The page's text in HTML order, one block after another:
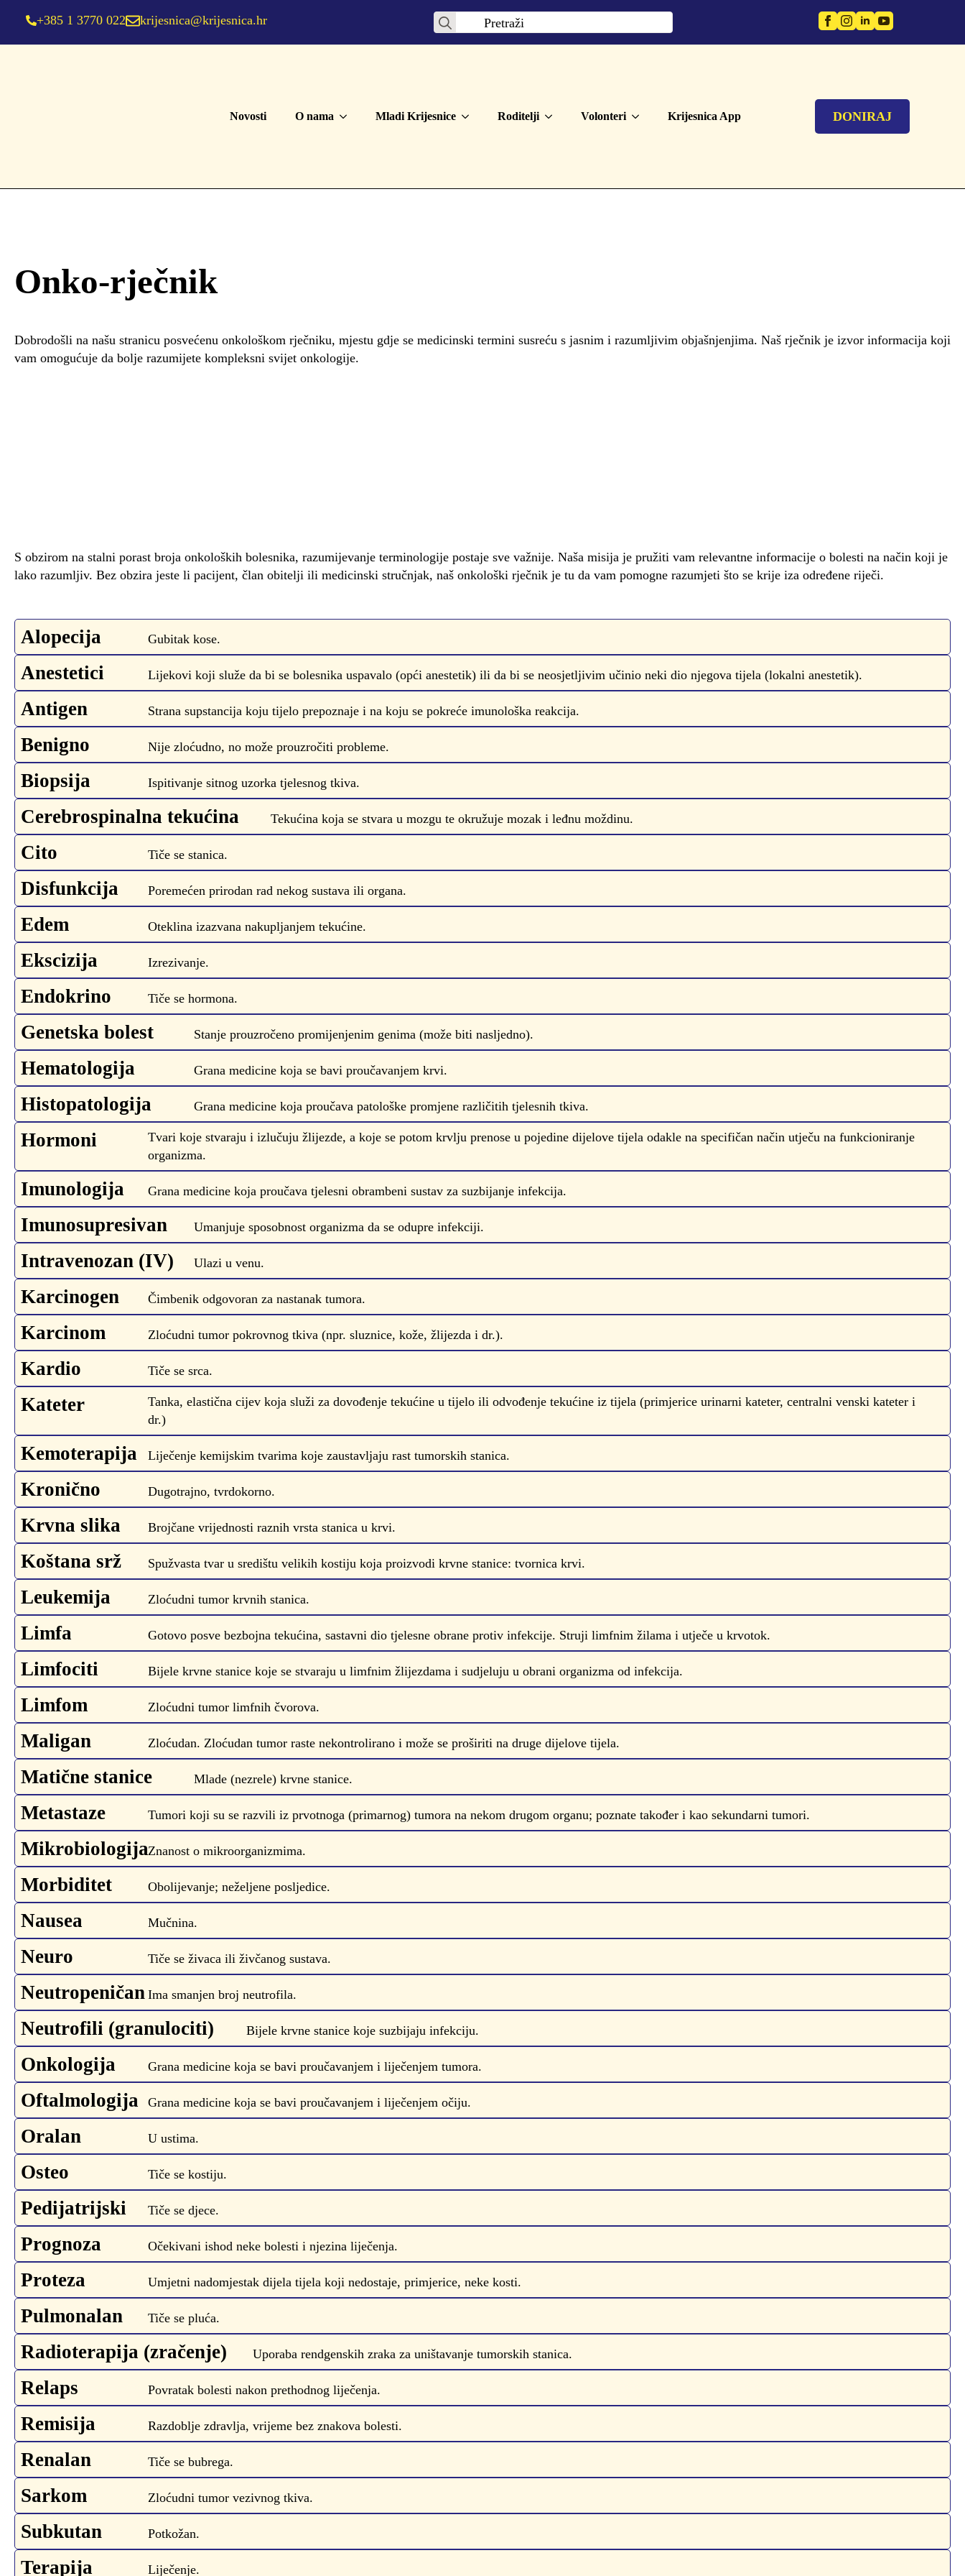
+385 1 3770 022 krijesnica@krijesnica.hr
Search
Novosti O nama Mladi Krijesnice Roditelji Volonteri Krijesnica App DONIRAJ
Onko-rječnik
Dobrodošli na našu stranicu posvećenu onkološkom rječniku, mjestu gdje se medicinski termini susreću s jasnim i razumljivim objašnjenjima. Naš rječnik je izvor informacija koji
vam omogućuje da bolje razumijete kompleksni svijet onkologije.
S obzirom na stalni porast broja onkoloških bolesnika, razumijevanje terminologije postaje sve važnije. Naša misija je pružiti vam relevantne informacije o bolesti na način koji je
lako razumljiv. Bez obzira jeste li pacijent, član obitelji ili medicinski stručnjak, naš onkološki rječnik je tu da vam pomogne razumjeti što se krije iza određene riječi.
Alopecija Gubitak kose.
Anestetici Lijekovi koji služe da bi se bolesnika uspavalo (opći anestetik) ili da bi se neosjetljivim učinio neki dio njegova tijela (lokalni anestetik).
Antigen Strana supstancija koju tijelo prepoznaje i na koju se pokreće imunološka reakcija.
Benigno Nije zloćudno, no može prouzročiti probleme.
Biopsija Ispitivanje sitnog uzorka tjelesnog tkiva.
Cerebrospinalna tekućina Tekućina koja se stvara u mozgu te okružuje mozak i leđnu moždinu.
Cito Tiče se stanica.
Disfunkcija Poremećen prirodan rad nekog sustava ili organa.
Edem Oteklina izazvana nakupljanjem tekućine.
Ekscizija Izrezivanje.
Endokrino Tiče se hormona.
Genetska bolest Stanje prouzročeno promijenjenim genima (može biti nasljedno).
Hematologija Grana medicine koja se bavi proučavanjem krvi.
Histopatologija Grana medicine koja proučava patološke promjene različitih tjelesnih tkiva.
Hormoni
Tvari koje stvaraju i izlučuju žlijezde, a koje se potom krvlju prenose u pojedine dijelove tijela odakle na specifičan način utječu na funkcioniranje
organizma.
Imunologija Grana medicine koja proučava tjelesni obrambeni sustav za suzbijanje infekcija.
Imunosupresivan Umanjuje sposobnost organizma da se odupre infekciji.
Intravenozan (IV) Ulazi u venu.
Karcinogen Čimbenik odgovoran za nastanak tumora.
Karcinom Zloćudni tumor pokrovnog tkiva (npr. sluznice, kože, žlijezda i dr.).
Kardio Tiče se srca.
Kateter
Tanka, elastična cijev koja služi za dovođenje tekućine u tijelo ili odvođenje tekućine iz tijela (primjerice urinarni kateter, centralni venski kateter i
dr.)
Kemoterapija Liječenje kemijskim tvarima koje zaustavljaju rast tumorskih stanica.
Kronično Dugotrajno, tvrdokorno.
Krvna slika Brojčane vrijednosti raznih vrsta stanica u krvi.
Koštana srž Spužvasta tvar u središtu velikih kostiju koja proizvodi krvne stanice: tvornica krvi.
Leukemija Zloćudni tumor krvnih stanica.
Limfa Gotovo posve bezbojna tekućina, sastavni dio tjelesne obrane protiv infekcije. Struji limfnim žilama i utječe u krvotok.
Limfociti Bijele krvne stanice koje se stvaraju u limfnim žlijezdama i sudjeluju u obrani organizma od infekcija.
Limfom Zloćudni tumor limfnih čvorova.
Maligan Zloćudan. Zloćudan tumor raste nekontrolirano i može se proširiti na druge dijelove tijela.
Matične stanice Mlade (nezrele) krvne stanice.
Metastaze Tumori koji su se razvili iz prvotnoga (primarnog) tumora na nekom drugom organu; poznate također i kao sekundarni tumori.
MikrobiologijaZnanost o mikroorganizmima.
Morbiditet Obolijevanje; neželjene posljedice.
Nausea Mučnina.
Neuro Tiče se živaca ili živčanog sustava.
Neutropeničan Ima smanjen broj neutrofila.
Neutrofili (granulociti) Bijele krvne stanice koje suzbijaju infekciju.
Onkologija Grana medicine koja se bavi proučavanjem i liječenjem tumora.
Oftalmologija Grana medicine koja se bavi proučavanjem i liječenjem očiju.
Oralan U ustima.
Osteo Tiče se kostiju.
Pedijatrijski Tiče se djece.
Prognoza Očekivani ishod neke bolesti i njezina liječenja.
Proteza Umjetni nadomjestak dijela tijela koji nedostaje, primjerice, neke kosti.
Pulmonalan Tiče se pluća.
Radioterapija (zračenje) Uporaba rendgenskih zraka za uništavanje tumorskih stanica.
Relaps Povratak bolesti nakon prethodnog liječenja.
Remisija Razdoblje zdravlja, vrijeme bez znakova bolesti.
Renalan Tiče se bubrega.
Sarkom Zloćudni tumor vezivnog tkiva.
Subkutan Potkožan.
Terapija Liječenje.